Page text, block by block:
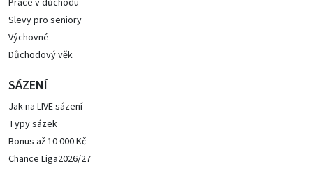
Práce v důchodu
Slevy pro seniory
Výchovné
Důchodový věk
SÁZENÍ
Jak na LIVE sázení
Typy sázek
Bonus až 10 000 Kč
Chance Liga2026/27